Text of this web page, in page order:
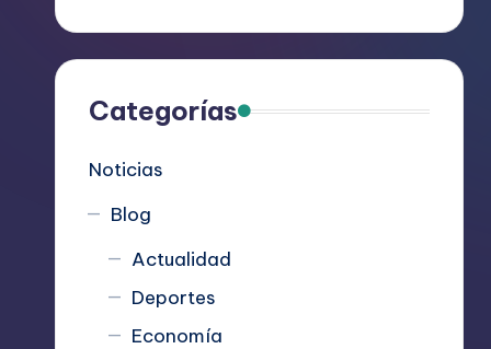
R
e
Categorías
Noticias
Blog
Actualidad
Deportes
Economía